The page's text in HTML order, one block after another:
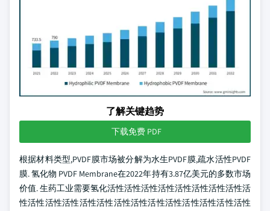
了解关键趋势
下载免费 PDF
根据材料类型,PVDF膜市场被分解为水生PVDF膜,疏水活性PVDF
膜. 氢化物 PVDF Membrane在2022年持有3.87亿美元的多数市场
价值. 生药工业需要氢化活性活性活性活性活性活性活性活性活
性活性活性活性活性活性活性活性活性活性活性活性活性活性